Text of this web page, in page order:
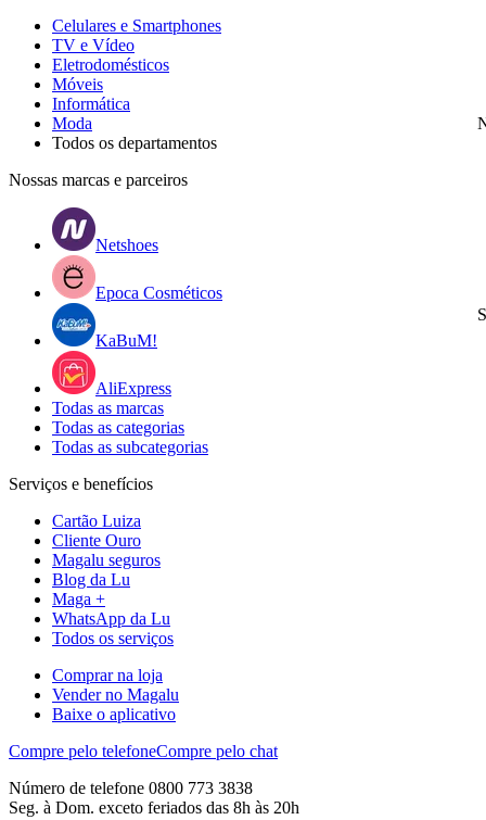
Celulares e Smartphones
TV e Vídeo
Eletrodomésticos
Móveis
Informática
Moda
Todos os departamentos
Nossas marcas e parceiros
Netshoes
Epoca Cosméticos
KaBuM!
AliExpress
Todas as marcas
Todas as categorias
Todas as subcategorias
Serviços e benefícios
Cartão Luiza
Cliente Ouro
Magalu seguros
Blog da Lu
Maga +
WhatsApp da Lu
Todos os serviços
Comprar na loja
Vender no Magalu
Baixe o aplicativo
Compre pelo telefoneCompre pelo chat
Número de telefone 0800 773 3838
Seg. à Dom. exceto feriados das 8h às 20h